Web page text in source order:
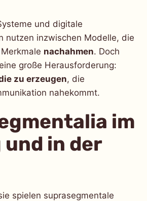
und digitale
nutzen inzwischen Modelle, die
nachahmen. Doch
große Herausforderung:
zu erzeugen, die
nahekommt.
im
und in der
spielen suprasegmentale